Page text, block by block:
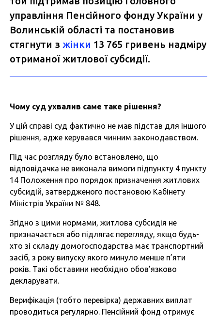
управління Пенсійного фонду України у
Волинській області та постановив
стягнути з жінки 13 765 гривень надміру
отриманої житлової субсидії.
Чому суд ухвалив саме таке рішення?
У цій справі суд фактично не мав підстав для іншого
рішення, адже керувався чинним законодавством.
Під час розгляду було встановлено, що
відповідачка не виконала вимоги підпункту 4 пункту
14 Положення про порядок призначення житлових
субсидій, затвердженого постановою Кабінету
Міністрів України № 848.
Згідно з цими нормами, житлова субсидія не
призначається або підлягає перегляду, якщо будь-
хто зі складу домогосподарства має транспортний
засіб, з року випуску якого минуло менше п’яти
років. Такі обставини необхідно обов’язково
декларувати.
Верифікація (тобто перевірка) державних виплат
проводиться регулярно. Пенсійний фонд отримує